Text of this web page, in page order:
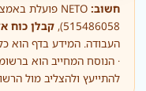
חשוב:
515486058),
קבלן כוח
העבודה. המידע בדף הוא
· הנוסח המחייב הוא
להתייעץ ולהצליב מול